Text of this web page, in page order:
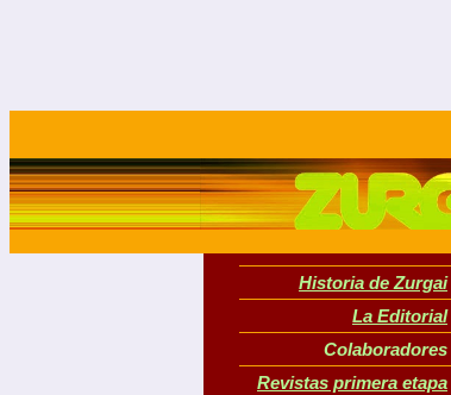
Historia de Zurgai
La Editorial
Colaboradores
Revistas primera etapa